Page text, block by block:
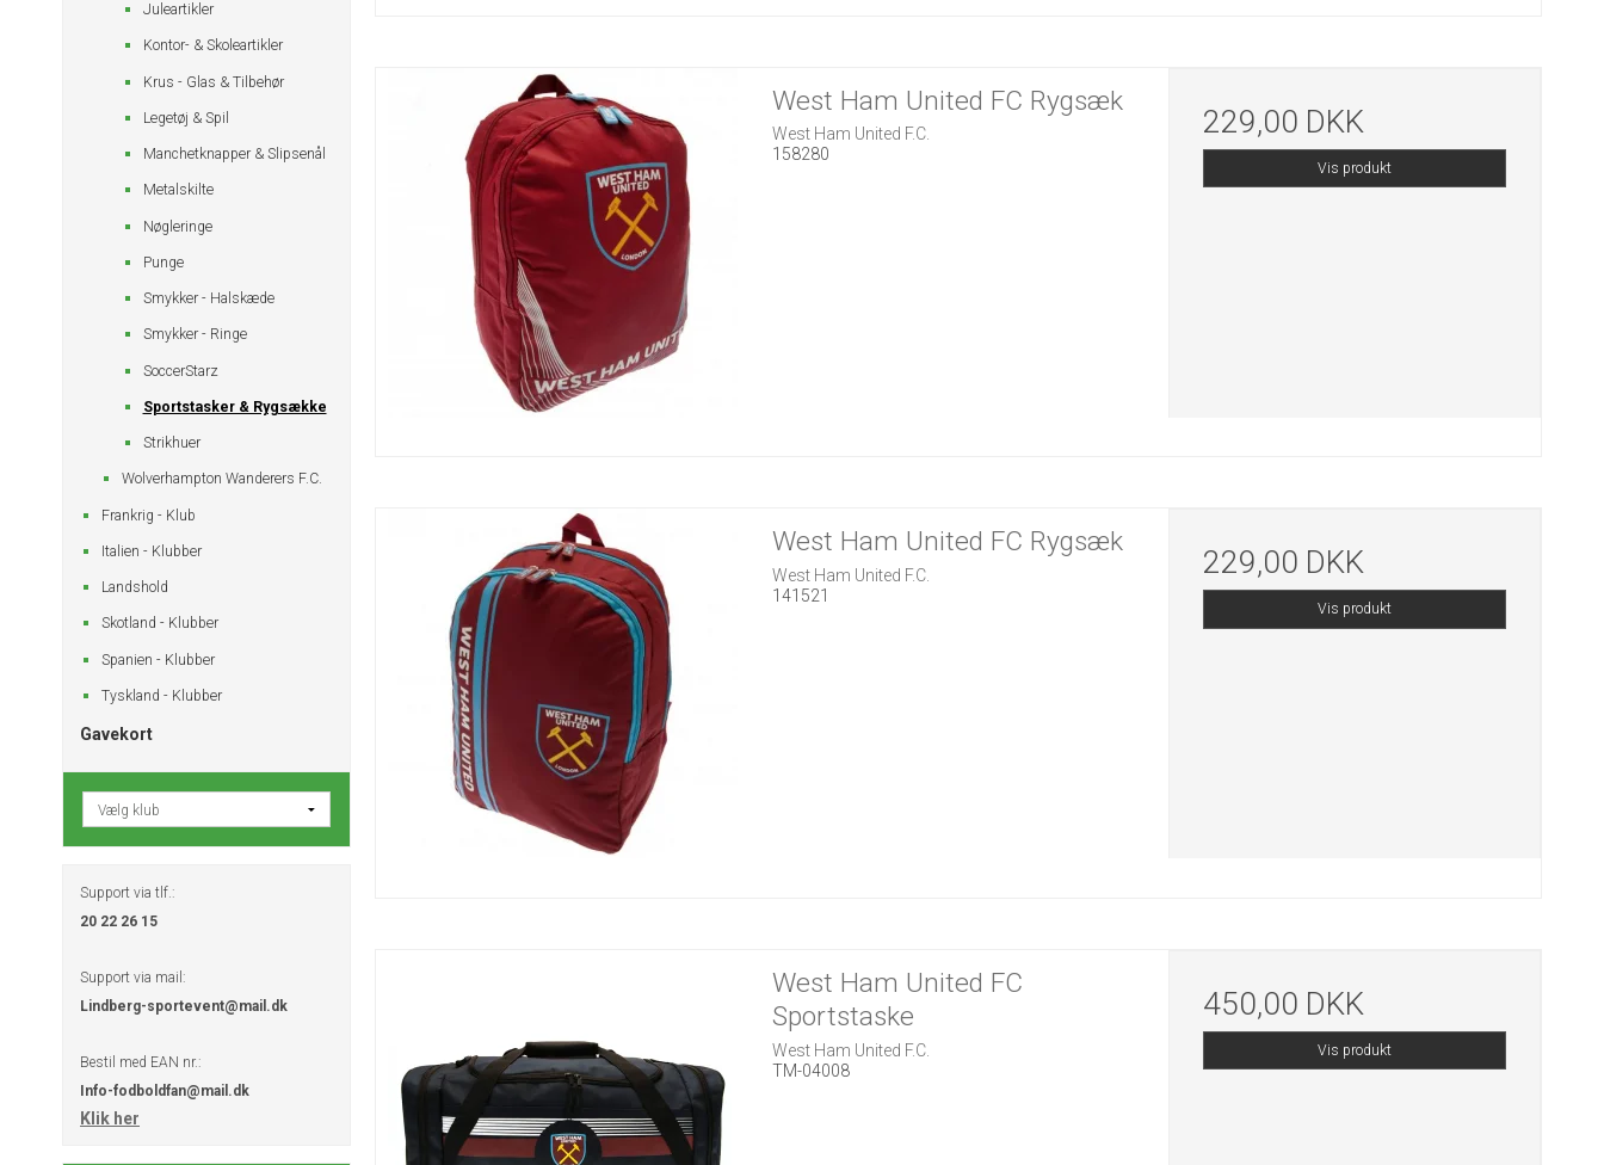
Juleartikler
Kontor- & Skoleartikler
Krus - Glas & Tilbehør
Legetøj & Spil
Manchetknapper & Slipsenål
Metalskilte
Nøgleringe
Punge
Smykker - Halskæde
Smykker - Ringe
SoccerStarz
Sportstasker & Rygsække
Strikhuer
Wolverhampton Wanderers F.C.
Frankrig - Klub
Italien - Klubber
Landshold
Skotland - Klubber
Spanien - Klubber
Tyskland - Klubber
Gavekort
Support via tlf.:
20 22 26 15
Support via mail:
Lindberg-sportevent@mail.dk
Bestil med EAN nr.:
Info-fodboldfan@mail.dk
Klik her
West Ham United FC Rygsæk
West Ham United F.C.
158280
229,00 DKK
Vis produkt
West Ham United FC Rygsæk
West Ham United F.C.
141521
229,00 DKK
Vis produkt
West Ham United FC
Sportstaske
West Ham United F.C.
TM-04008
450,00 DKK
Vis produkt